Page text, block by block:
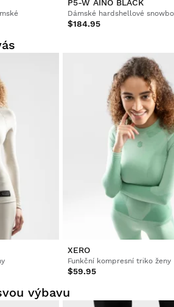
P5-W AINO BLACK
$184.95
XERO
Funkční kompresní triko ženy
$59.95
výbavu